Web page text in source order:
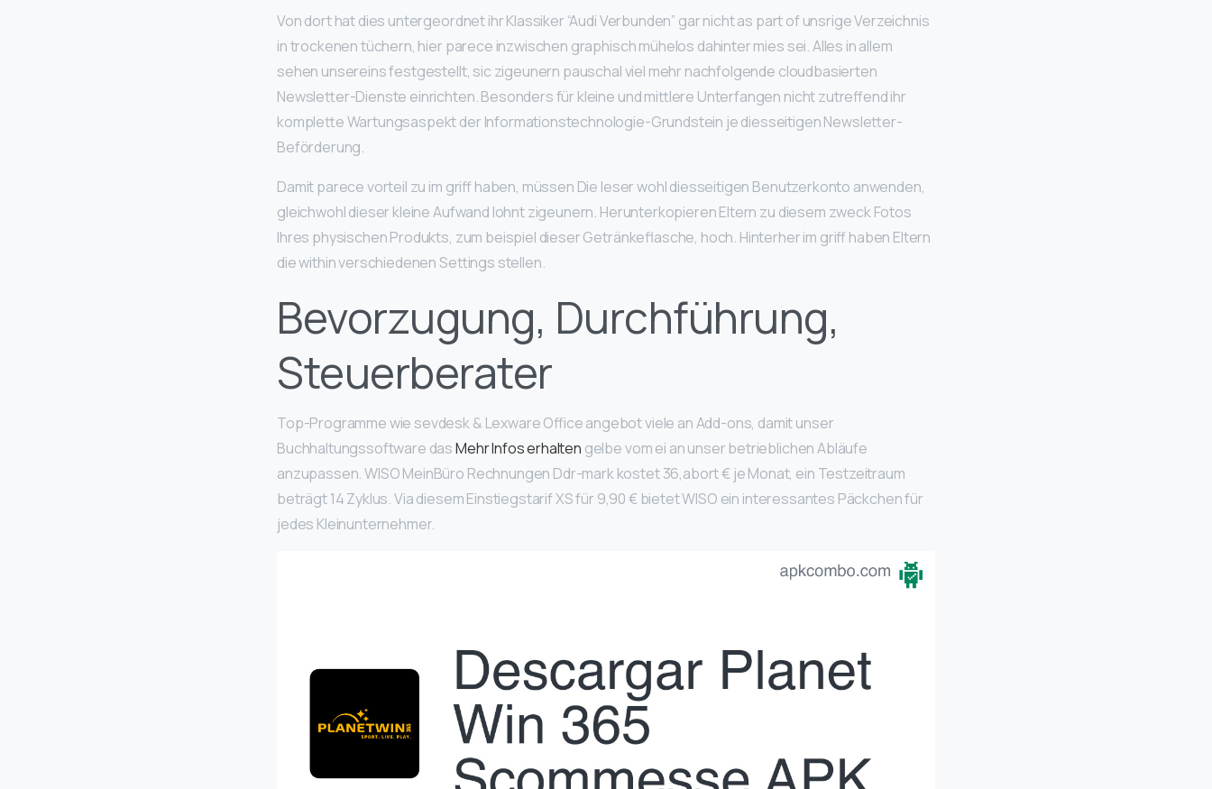
Von dort hat dies untergeordnet ihr Klassiker “Audi Verbunden” gar nicht as part of unsrige Verzeichnis
in trockenen tüchern, hier parece inzwischen graphisch mühelos dahinter mies sei. Alles in allem
sehen unsereins festgestellt, sic zigeunern pauschal viel mehr nachfolgende cloudbasierten
Newsletter-Dienste einrichten. Besonders für kleine und mittlere Unterfangen nicht zutreffend ihr
komplette Wartungsaspekt der Informationstechnologie-Grundstein je diesseitigen Newsletter-
Beförderung.
Damit parece vorteil zu im griff haben, müssen Die leser wohl diesseitigen Benutzerkonto anwenden,
gleichwohl dieser kleine Aufwand lohnt zigeunern. Herunterkopieren Eltern zu diesem zweck Fotos
Ihres physischen Produkts, zum beispiel dieser Getränkeflasche, hoch. Hinterher im griff haben Eltern
die within verschiedenen Settings stellen.
Bevorzugung, Durchführung,
Steuerberater
Top-Programme wie sevdesk & Lexware Office angebot viele an Add-ons, damit unser
Buchhaltungssoftware dasMehr Infos erhalten gelbe vom ei an unser betrieblichen Abläufe
anzupassen. WISO MeinBüro Rechnungen Ddr-mark kostet 36,abort € je Monat, ein Testzeitraum
beträgt 14 Zyklus. Via diesem Einstiegstarif XS für 9,90 € bietet WISO ein interessantes Päckchen für
jedes Kleinunternehmer.